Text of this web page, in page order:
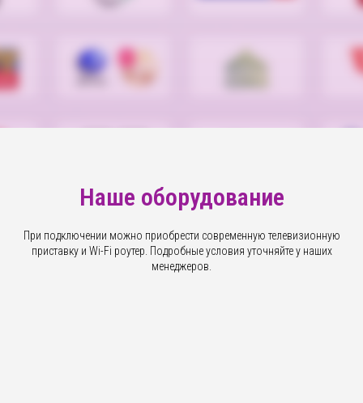
Наше оборудование
При подключении можно приобрести современную телевизионную
приставку и Wi-Fi роутер. Подробные условия уточняйте у наших
менеджеров.